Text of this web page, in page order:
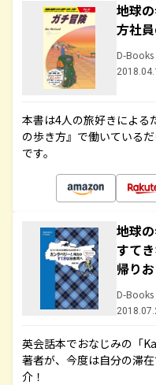
地球
方社
D-Books
本書は4人の旅好きによる
の歩き方』で働いている
です。
地球
すて
帰り
D-Books
英会話本でおなじみの「
著者が、今度は自分の滞
介！